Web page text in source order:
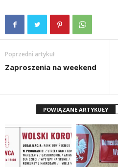
Poprzedni artykuł
Zaproszenia na weekend
POWIĄZANE ARTYKUŁY